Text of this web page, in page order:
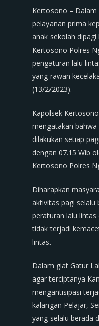
Kertosono –
pelayanan prima
anak sekolah
Kertosono Polres
pengaturan lalu
yang rawan
(13/2/2023).
Kapolsek
mengatakan
dilakukan setiap
dengan 07.15 Wib
Kertosono Polres
Diharapkan
aktivitas pagi
peraturan lalu lintas
tidak terjadi
lintas.
Dalam giat Gatur
agar terciptanya
mengantisipasi
kalangan Pelajar,
yang selalu berada